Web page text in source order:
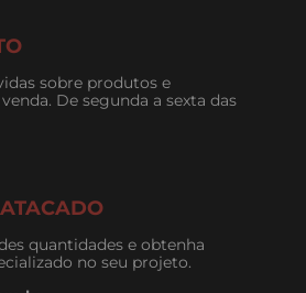
sobre produtos e
De segunda a sexta das
quantidades e obtenha
no seu projeto.